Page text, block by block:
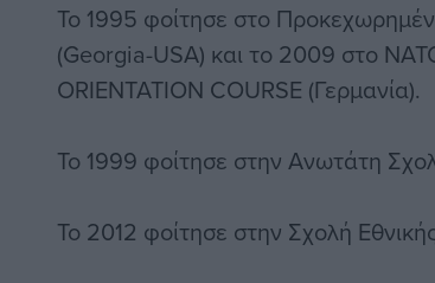
Το 1995 φοίτησε στο
(Georgia-USA) και το 2009 στο
ORIENTATION COURSE (Γερμανία).
Το 1999 φοίτησε στην Ανωτάτη
Το 2012 φοίτησε στην Σχολή